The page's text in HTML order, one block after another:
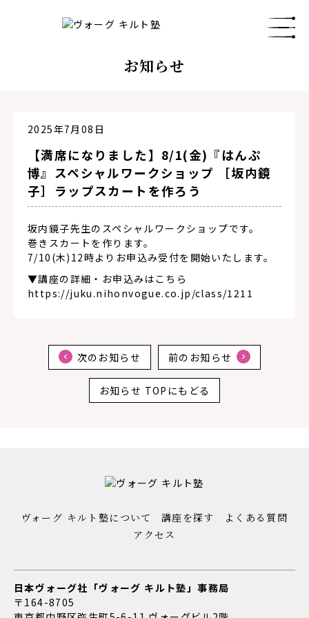
お知らせ
2025年7月08日
【満席になりました】8/1(金)『はんぷ
博』スペシャルワークショップ ［坂内鏡
子］ラップスカートを作ろう
坂内鏡子先生のスペシャルワークショップです。
巻きスカートを作ります。
7/10(木)12時よりお申込み受付を開始いたします。
▼講座の詳細・お申込みはこちら
https://juku.nihonvogue.co.jp/class/1211
次のお知らせ 前のお知らせ
お知らせ TOPにもどる
ヴォーグ キルト塾について 講座を探す
よくある質問
アクセス
日本ヴォーグ社「ヴォーグ キルト塾」事務局
〒164-8705